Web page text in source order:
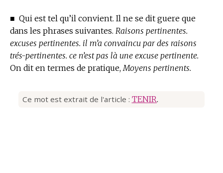
■ Qui est tel qu’il convient. Il ne se dit guere que
dans les phrases suivantes. Raisons pertinentes.
excuses pertinentes. il m’a convaincu par des raisons
trés-pertinentes. ce n’est pas là une excuse pertinente.
On dit en termes de pratique, Moyens pertinents.
Ce mot est extrait de l'article : TENIR.